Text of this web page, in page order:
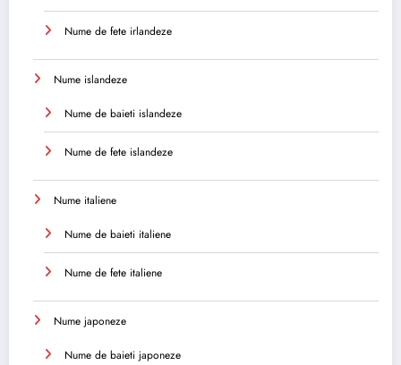
Nume de fete irlandeze
Nume islandeze
Nume de baieti islandeze
Nume de fete islandeze
Nume italiene
Nume de baieti italiene
Nume de fete italiene
Nume japoneze
Nume de baieti japoneze